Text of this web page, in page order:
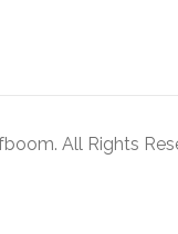
All Rights